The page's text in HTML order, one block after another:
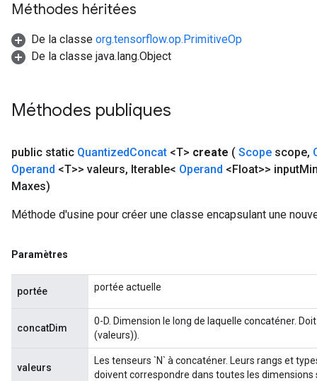
Méthodes héritées
De la classe org.tensorflow.op.PrimitiveOp
De la classe java.lang.Object
Méthodes publiques
public static QuantizedConcat <T> create ( Scope scope,
Operand <T>> valeurs, Iterable< Operand <Float>> input
Maxes)
Méthode d'usine pour créer une classe encapsulant une
Paramètres
portée portée actuelle
concatDim
0-D. Dimension le long de laquelle concaténer.
(valeurs)).
valeurs
Les tenseurs `N` à concaténer. Leurs rangs et
doivent correspondre dans toutes les